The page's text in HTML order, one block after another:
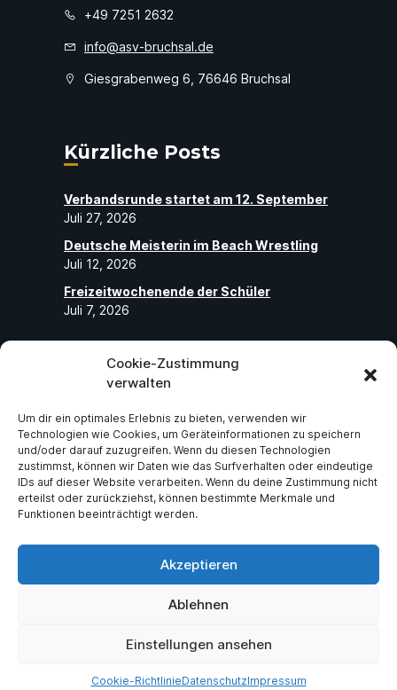
Cookie-Zustimmung
verwalten
Um dir ein optimales Erlebnis zu bieten, verwenden wir
Technologien wie Cookies, um Geräteinformationen zu speichern
und/oder darauf zuzugreifen. Wenn du diesen Technologien
zustimmst, können wir Daten wie das Surfverhalten oder eindeutige
IDs auf dieser Website verarbeiten. Wenn du deine Zustimmung nicht
erteilst oder zurückziehst, können bestimmte Merkmale und
Funktionen beeinträchtigt werden.
Akzeptieren
Ablehnen
Einstellungen ansehen
Cookie-RichtlinieDatenschutzImpressum
+49 7251 2632
info@asv-bruchsal.de
Giesgrabenweg 6, 76646 Bruchsal
Kürzliche Posts
Verbandsrunde startet am 12. September
Juli 27, 2026
Deutsche Meisterin im Beach Wrestling
Juli 12, 2026
Freizeitwochenende der Schüler
Juli 7, 2026
Folge uns
Abonniere unseren Social-Media-Seiten
und folge uns, um die neuesten exklusiven
Neuigkeiten über ASV Germania Bruchsal
e.V zu erhalten.
Facebook
Instagram
byMichael Bosch